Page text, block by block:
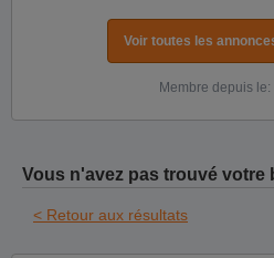
Voir toutes les
Membre depuis
Vous n'avez pas trouvé votre
< Retour aux résultats